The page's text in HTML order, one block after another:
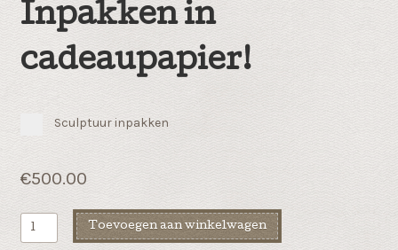
Inpakken in
cadeaupapier!
Sculptuur inpakken
€500.00
Sculptuur
"Cirkel
Toevoegen aan winkelwagen